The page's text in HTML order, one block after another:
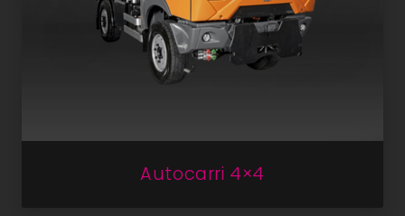
Autocarri 4×4